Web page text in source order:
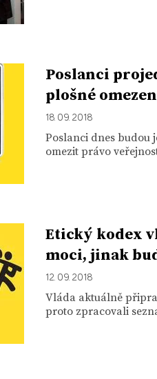
Poslanci
plošné
18. 09. 2018
Poslanci dnes budou
omezit právo
Etický kodex
moci, jinak
12. 09. 2018
Vláda aktuálně
proto zpracovali